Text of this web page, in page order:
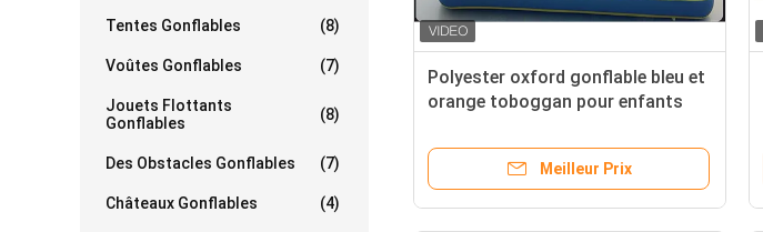
Tentes Gonflables (8)
Voûtes Gonflables (7)
Jouets Flottants
Gonflables
(8)
Des Obstacles Gonflables (7)
Châteaux Gonflables (4)
Polyester oxford gonflable bleu et
orange toboggan pour enfants
Meilleur Prix